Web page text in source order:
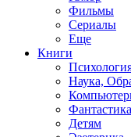
Фильмы
Сериалы
Еще
Книги
Наука,
Фантастика
Детям